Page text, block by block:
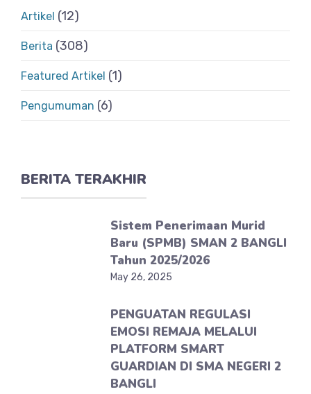
Artikel (12)
Berita (308)
Featured Artikel (1)
Pengumuman (6)
BERITA TERAKHIR
Sistem Penerimaan Murid
Baru (SPMB) SMAN 2 BANGLI
Tahun 2025/2026
May 26, 2025
PENGUATAN REGULASI
EMOSI REMAJA MELALUI
PLATFORM SMART
GUARDIAN DI SMA NEGERI 2
BANGLI